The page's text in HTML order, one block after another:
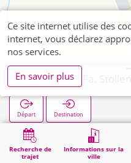
Recherche de
trajet
Informations sur la
ville
Girbelsrath Fa.
Départ Destination
Démarrage Girbelsrath Fa.
Ce site internet utilise des
internet, vous déclarez
nos services.
En savoir plus